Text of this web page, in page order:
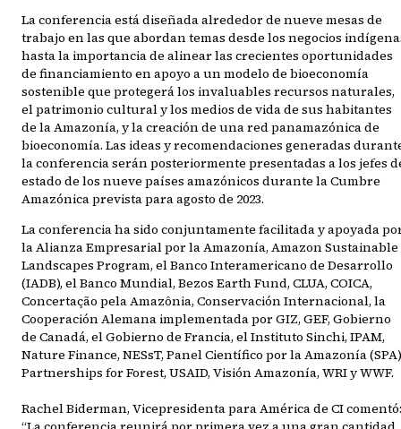
La conferencia está diseñada alrededor de nueve mesas de
trabajo en las que abordan temas desde los negocios
hasta la importancia de alinear las crecientes oportunidades
de financiamiento en apoyo a un modelo de bioeconomía
sostenible que protegerá los invaluables recursos naturales,
el patrimonio cultural y los medios de vida de sus habitantes
de la Amazonía, y la creación de una red panamazónica de
bioeconomía. Las ideas y recomendaciones generadas
la conferencia serán posteriormente presentadas a los jefes
estado de los nueve países amazónicos durante la Cumbre
Amazónica prevista para agosto de 2023.
La conferencia ha sido conjuntamente facilitada y apoyada
la Alianza Empresarial por la Amazonía, Amazon Sustainable
Landscapes Program, el Banco Interamericano de Desarrollo
(IADB), el Banco Mundial, Bezos Earth Fund, CLUA, COICA,
Concertação pela Amazônia, Conservación Internacional, la
Cooperación Alemana implementada por GIZ, GEF, Gobierno
de Canadá, el Gobierno de Francia, el Instituto Sinchi, IPAM,
Nature Finance, NESsT, Panel Científico por la Amazonía
Partnerships for Forest, USAID, Visión Amazonía, WRI y WWF.
Rachel Biderman, Vicepresidenta para América de CI comentó: